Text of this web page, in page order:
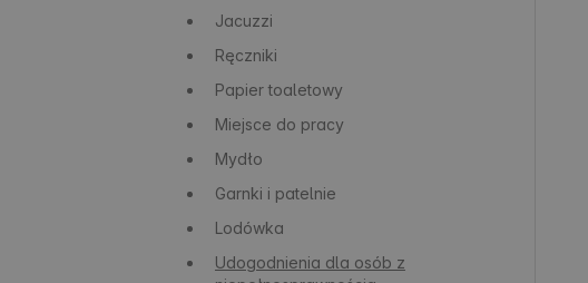
Jacuzzi
Ręczniki
Papier toaletowy
Miejsce do pracy
Mydło
Garnki i patelnie
Lodówka
Udogodnienia dla osób z